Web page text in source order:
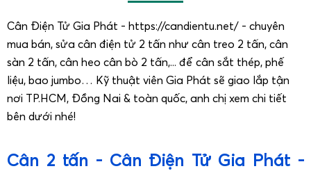
Cân Điện Tử Gia Phát - https://candientu.net/ - chuyên
mua bán, sửa cân điện tử 2 tấn như cân treo 2 tấn, cân
sàn 2 tấn, cân heo cân bò 2 tấn,... để cân sắt thép, phế
liệu, bao jumbo… Kỹ thuật viên Gia Phát sẽ giao lắp tận
nơi TP.HCM, Đồng Nai & toàn quốc, anh chị xem chi tiết
bên dưới nhé!
Cân 2 tấn - Cân Điện Tử Gia Phát -